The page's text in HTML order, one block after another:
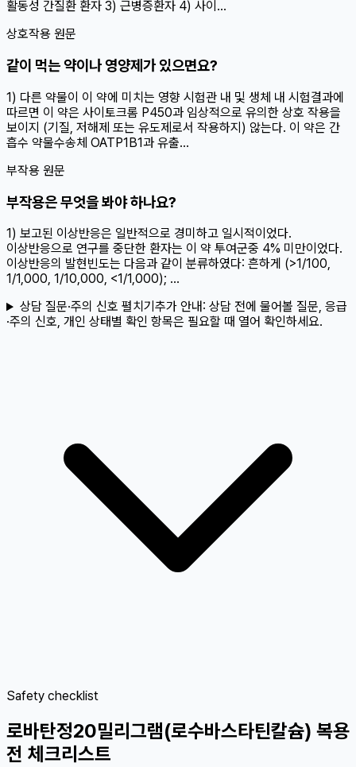
활동성 간질환 환자 3) 근병증환자 4) 사이...
상호작용 원문
같이 먹는 약이나 영양제가 있으면요?
1) 다른 약물이 이 약에 미치는 영향 시험관 내 및 생체 내 시험결과에
따르면 이 약은 사이토크롬 P450과 임상적으로 유의한 상호 작용을
보이지 (기질, 저해제 또는 유도제로서 작용하지) 않는다. 이 약은 간
흡수 약물수송체 OATP1B1과 유출...
부작용 원문
부작용은 무엇을 봐야 하나요?
1) 보고된 이상반응은 일반적으로 경미하고 일시적이었다.
이상반응으로 연구를 중단한 환자는 이 약 투여군중 4% 미만이었다.
이상반응의 발현빈도는 다음과 같이 분류하였다: 흔하게 (>1/100,
1/1,000, 1/10,000, <1/1,000); ...
상담 질문·주의 신호 펼치기 추가 안내: 상담 전에 물어볼 질문, 응급
·주의 신호, 개인 상태별 확인 항목은 필요할 때 열어 확인하세요.
Safety checklist
로바탄정20밀리그램(로수바스타틴칼슘) 복용
전 체크리스트